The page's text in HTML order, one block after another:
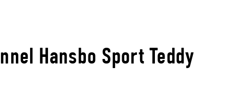
Hansbo Sport Teddy